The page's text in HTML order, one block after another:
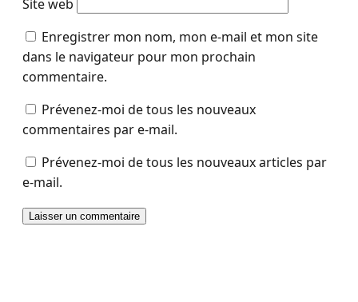
Site web
Enregistrer mon nom, mon e-mail et mon site
dans le navigateur pour mon prochain
commentaire.
Prévenez-moi de tous les nouveaux
commentaires par e-mail.
Prévenez-moi de tous les nouveaux articles par
e-mail.